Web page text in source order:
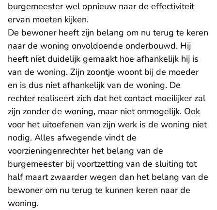
burgemeester wel opnieuw naar de effectiviteit
ervan moeten kijken.
De bewoner heeft zijn belang om nu terug te keren
naar de woning onvoldoende onderbouwd. Hij
heeft niet duidelijk gemaakt hoe afhankelijk hij is
van de woning. Zijn zoontje woont bij de moeder
en is dus niet afhankelijk van de woning. De
rechter realiseert zich dat het contact moeilijker zal
zijn zonder de woning, maar niet onmogelijk. Ook
voor het uitoefenen van zijn werk is de woning niet
nodig. Alles afwegende vindt de
voorzieningenrechter het belang van de
burgemeester bij voortzetting van de sluiting tot
half maart zwaarder wegen dan het belang van de
bewoner om nu terug te kunnen keren naar de
woning.